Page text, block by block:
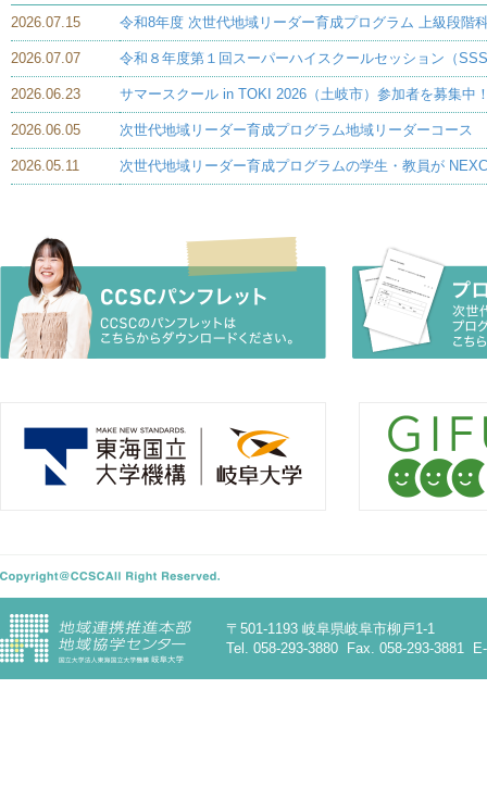
2026.07.15 令和8年度 次世代地域リーダー育成プログラム 上級段階
2026.07.07 令和８年度第１回スーパーハイスクールセッション（
2026.06.23 サマースクール in TOKI 2026（土岐市）参加者を募集中
2026.06.05 次世代地域リーダー育成プログラム地域リーダーコー
2026.05.11 次世代地域リーダー育成プログラムの学生・教員が
〒501-1193 岐阜県岐阜市柳戸1-1
Tel. 058-293-3880 Fax. 058-293-3881